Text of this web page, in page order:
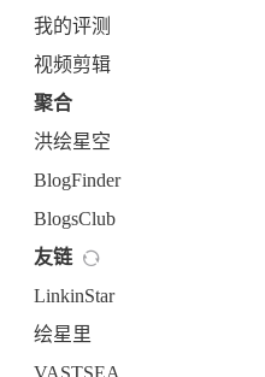
我的评测
视频剪辑
聚合
洪绘星空
BlogFinder
BlogsClub
友链
LinkinStar
绘星里